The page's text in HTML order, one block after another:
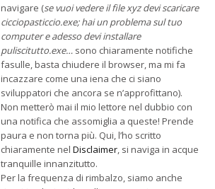
navigare (se vuoi vedere il file xyz devi scaricare
cicciopasticcio.exe; hai un problema sul tuo
computer e adesso devi installare
puliscitutto.exe… sono chiaramente notifiche
fasulle, basta chiudere il browser, ma mi fa
incazzare come una iena che ci siano
sviluppatori che ancora se n’approfittano).
Non metterò mai il mio lettore nel dubbio con
una notifica che assomiglia a queste! Prende
paura e non torna più. Qui, l’ho scritto
chiaramente nel Disclaimer, si naviga in acque
tranquille innanzitutto.
Per la frequenza di rimbalzo, siamo anche